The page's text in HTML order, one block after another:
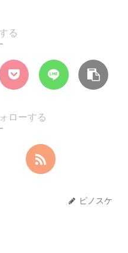
る
ローする
ピノスケ